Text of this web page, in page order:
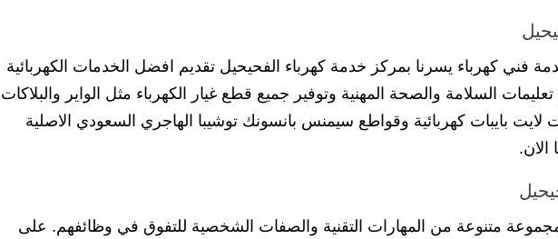
فني كهرباء يسرنا بمركز خدمة كهرباء الفحيحيل تقديم افضل الخدمات الكهربائية
تعليمات السلامة والصحة المهنية وتوفير جميع قطع غيار الكهرباء مثل الواير والبلاكات
لايت بايبات كهربائية وقواطع سيمنس بانسونك توشيبا الهاجري السعودي الاصلية
الان.
مجموعة متنوعة من المهارات التقنية والصفات الشخصية للتفوق في وظائفهم. على